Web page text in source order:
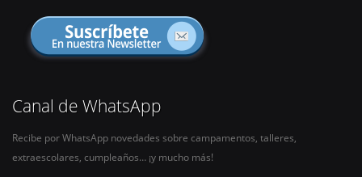
Canal de WhatsApp
Recibe por WhatsApp novedades sobre campamentos, talleres,
extraescolares, cumpleaños… ¡y mucho más!